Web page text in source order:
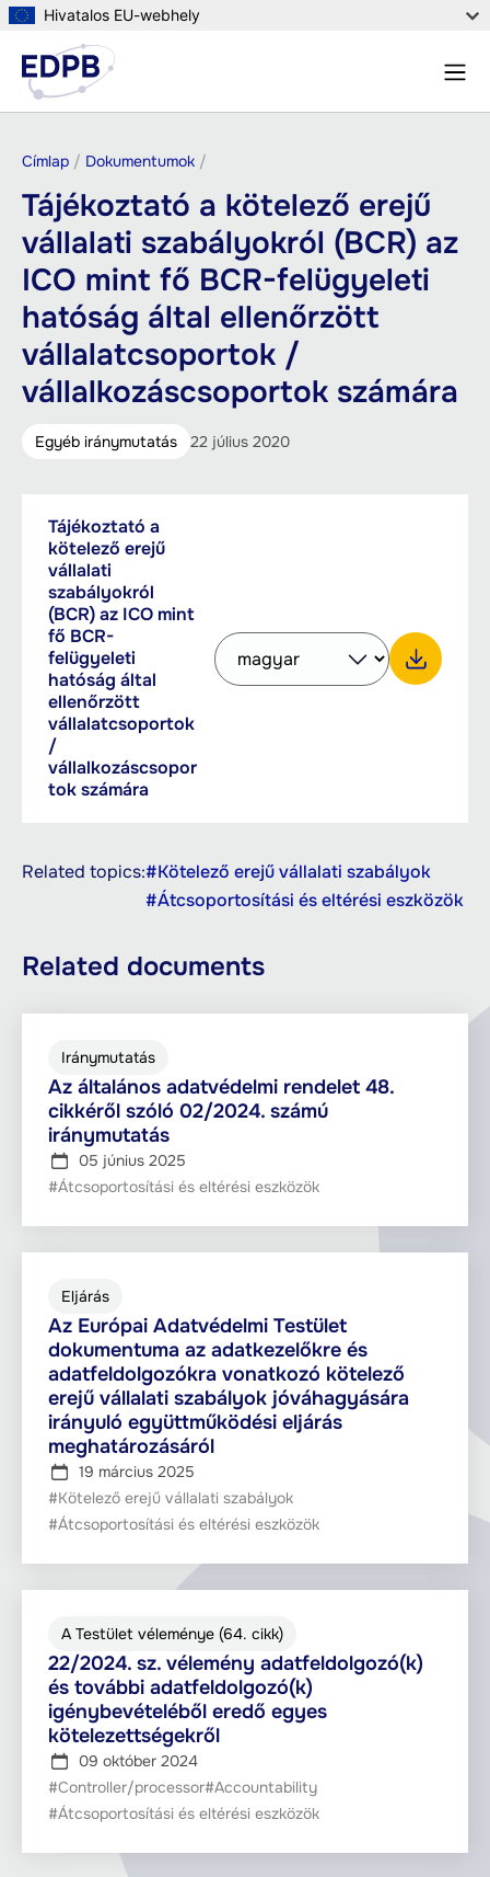
Ugrás
tartalomra
Hivatalos EU-webhely
Menü
Morzsa
Címlap Dokumentumok
Tájékoztató a kötelező erejű
vállalati szabályokról (BCR) az
ICO mint fő BCR-felügyeleti
hatóság által ellenőrzött
vállalatcsoportok /
vállalkozáscsoportok számára
Egyéb iránymutatás 22 július 2020
Downloadable
documents
Tájékoztató a
kötelező erejű
vállalati
szabályokról
(BCR) az ICO mint
fő BCR-
felügyeleti
hatóság által
ellenőrzött
vállalatcsoportok
/
vállalkozáscsopor
tok számára
PDF,
139.64
KB
Select
other
language
Related topics:#Kötelező erejű vállalati szabályok
#Átcsoportosítási és eltérési eszközök
Related documents
Az általános adatvédelmi rendelet 48.
cikkéről szóló 02/2024. számú
iránymutatás
Iránymutatás
05 június 2025
#Átcsoportosítási és eltérési eszközök
Az Európai Adatvédelmi Testület
dokumentuma az adatkezelőkre és
adatfeldolgozókra vonatkozó kötelező
erejű vállalati szabályok jóváhagyására
irányuló együttműködési eljárás
meghatározásáról
Eljárás
19 március 2025
#Kötelező erejű vállalati szabályok
#Átcsoportosítási és eltérési eszközök
22/2024. sz. vélemény adatfeldolgozó(k)
és további adatfeldolgozó(k)
igénybevételéből eredő egyes
kötelezettségekről
A Testület véleménye (64. cikk)
09 október 2024
#Controller/processor#Accountability
#Átcsoportosítási és eltérési eszközök